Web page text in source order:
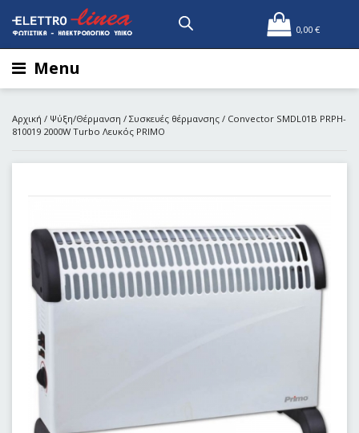
0,00 €
Menu
Αρχική / Ψύξη/Θέρμανση / Συσκευές θέρμανσης / Convector SMDL01B PRPH-
810019 2000W Turbo Λευκός PRIMO